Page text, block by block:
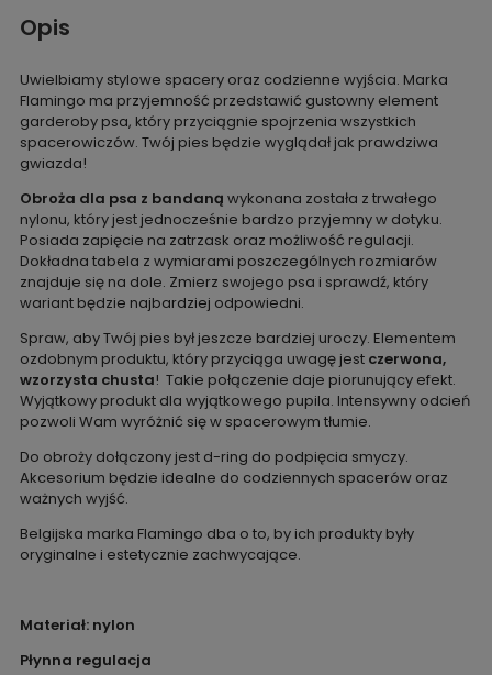
Opis
Uwielbiamy stylowe spacery oraz codzienne wyjścia. Marka
Flamingo ma przyjemność przedstawić gustowny element
garderoby psa, który przyciągnie spojrzenia wszystkich
spacerowiczów. Twój pies będzie wyglądał jak prawdziwa
gwiazda!
Obroża dla psa z bandaną wykonana została z trwałego
nylonu, który jest jednocześnie bardzo przyjemny w dotyku.
Posiada zapięcie na zatrzask oraz możliwość regulacji.
Dokładna tabela z wymiarami poszczególnych rozmiarów
znajduje się na dole. Zmierz swojego psa i sprawdź, który
wariant będzie najbardziej odpowiedni.
Spraw, aby Twój pies był jeszcze bardziej uroczy. Elementem
ozdobnym produktu, który przyciąga uwagę jest czerwona,
wzorzysta chusta! Takie połączenie daje piorunujący efekt.
Wyjątkowy produkt dla wyjątkowego pupila. Intensywny odcień
pozwoli Wam wyróżnić się w spacerowym tłumie.
Do obroży dołączony jest d-ring do podpięcia smyczy.
Akcesorium będzie idealne do codziennych spacerów oraz
ważnych wyjść.
Belgijska marka Flamingo dba o to, by ich produkty były
oryginalne i estetycznie zachwycające.
Materiał: nylon
Płynna regulacja